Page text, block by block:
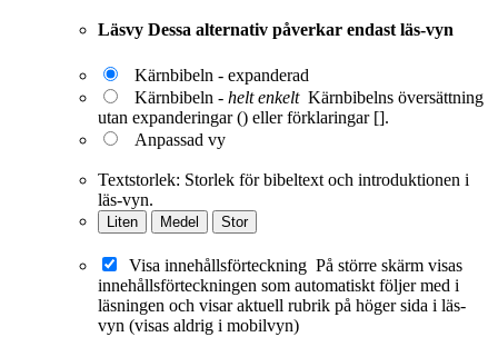
Läsvy Dessa alternativ påverkar endast läs-vyn
Kärnbibeln - expanderad
Kärnbibeln - helt enkelt Kärnbibelns översättning
utan expanderingar () eller förklaringar [].
Anpassad vy
Textstorlek: Storlek för bibeltext och introduktionen i
läs-vyn.
Liten Medel Stor
Visa innehållsförteckning På större skärm visas
innehållsförteckningen som automatiskt följer med i
läsningen och visar aktuell rubrik på höger sida i läs-
vyn (visas aldrig i mobilvyn)